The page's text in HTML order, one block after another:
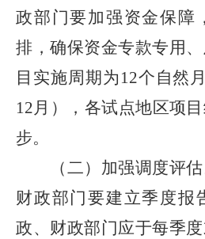
政部门要加强资金保障
排，确保资金专款专用
目实施周期为12个自然
12月），各试点地区项
步。
（二）加强调度评估
财政部门要建立季度报
政、财政部门应于每季